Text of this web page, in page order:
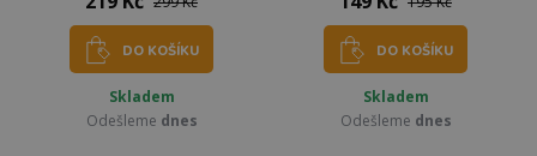
DO KOŠÍKU
Skladem
Odešleme dnes
DO KOŠÍKU
Skladem
Odešleme dnes